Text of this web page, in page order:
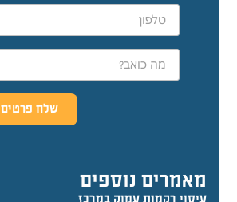
שילוב של מקצועיות, אכפתיות
ויחס אישי. ממליצה בחום
שלח פרטים
מאמרים נוספים